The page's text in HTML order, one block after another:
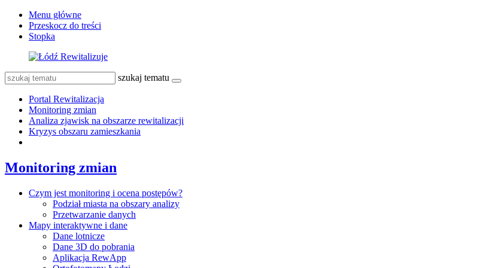
Menu główne
Przeskocz do treści
Stopka
szukaj tematu
Portal Rewitalizacja
Monitoring zmian
Analiza zjawisk na obszarze rewitalizacji
Kryzys obszaru zamieszkania
Monitoring zmian
Czym jest monitoring i ocena postępów?
Podział miasta na obszary analizy
Przetwarzanie danych
Mapy interaktywne i dane
Dane lotnicze
Dane 3D do pobrania
Aplikacja RewApp